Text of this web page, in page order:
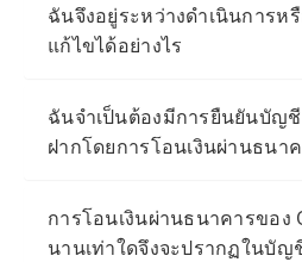
ฉันจึงอยู่ระหว่างดำเนินการห
แก้ไขได้อย่างไร
ฉันจำเป็นต้องมีการยืนยันบัญ
ฝากโดยการโอนเงินผ่านธนา
การโอนเงินผ่านธนาคารของ
นานเท่าใดจึงจะปรากฏในบั